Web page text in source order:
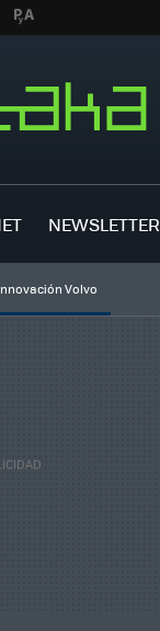
NEWSLETTER
Volvo